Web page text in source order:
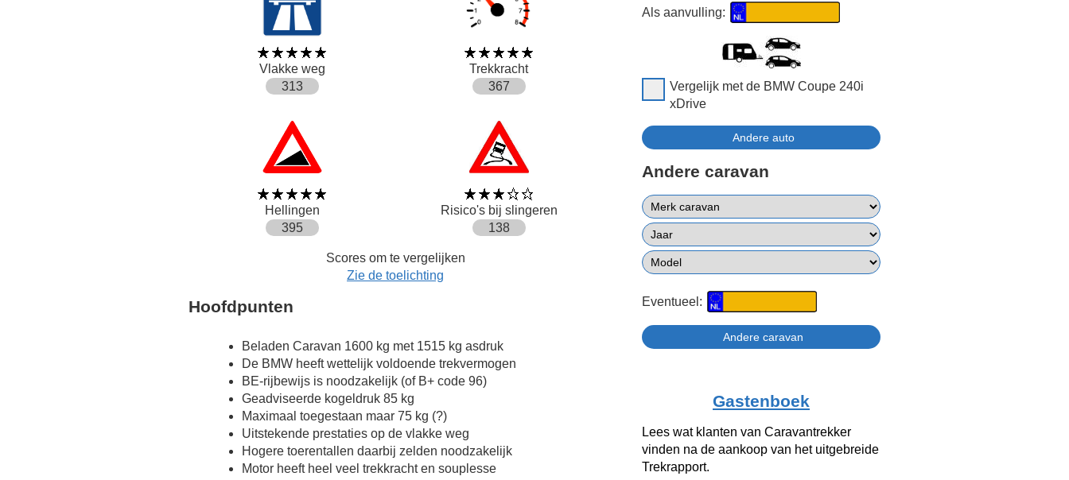
Vlakke weg
Trekkracht
313
367
Hellingen
Risico's bij slingeren
395
138
Scores om te vergelijken
Zie de toelichting
Hoofdpunten
Beladen Caravan 1600 kg met 1515 kg asdruk
De BMW heeft wettelijk voldoende trekvermogen
BE-rijbewijs is noodzakelijk (of B+ code 96)
Geadviseerde kogeldruk 85 kg
Maximaal toegestaan maar 75 kg (?)
Uitstekende prestaties op de vlakke weg
Hogere toerentallen daarbij zelden noodzakelijk
Motor heeft heel veel trekkracht en souplesse
Als aanvulling:
Vergelijk met de BMW Coupe 240i
xDrive
Andere caravan
Eventueel:
Gastenboek
Lees wat klanten van Caravantrekker
vinden na de aankoop van het uitgebreide
Trekrapport.